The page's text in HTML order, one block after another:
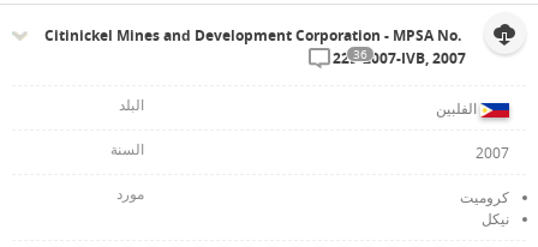
Citinickel Mines and Development Corporation - MPSA No.
229-2007-IVB, 2007
36
الفلبين
2007
كروميت
نيكل